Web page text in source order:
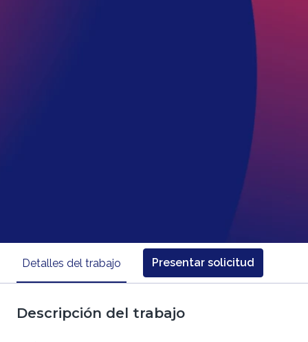
Detalles del trabajo Presentar solicitud
Descripción del trabajo